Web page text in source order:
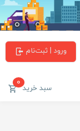
ورود | ثبت‌نام
سبد خرید0